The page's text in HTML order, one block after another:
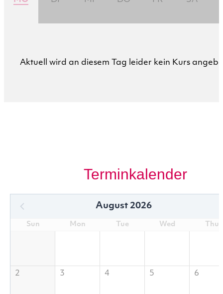
Aktuell wird an diesem Tag leider kein Kurs
Terminkalender
August 2026
Sun Mon Tue Wed Thu
2 3 4 5 6